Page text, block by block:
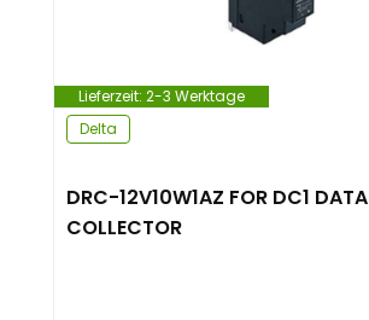
Lieferzeit: 2-3 Werktage
Delta
DRC-12V10W1AZ FOR DC1 DATA
COLLECTOR